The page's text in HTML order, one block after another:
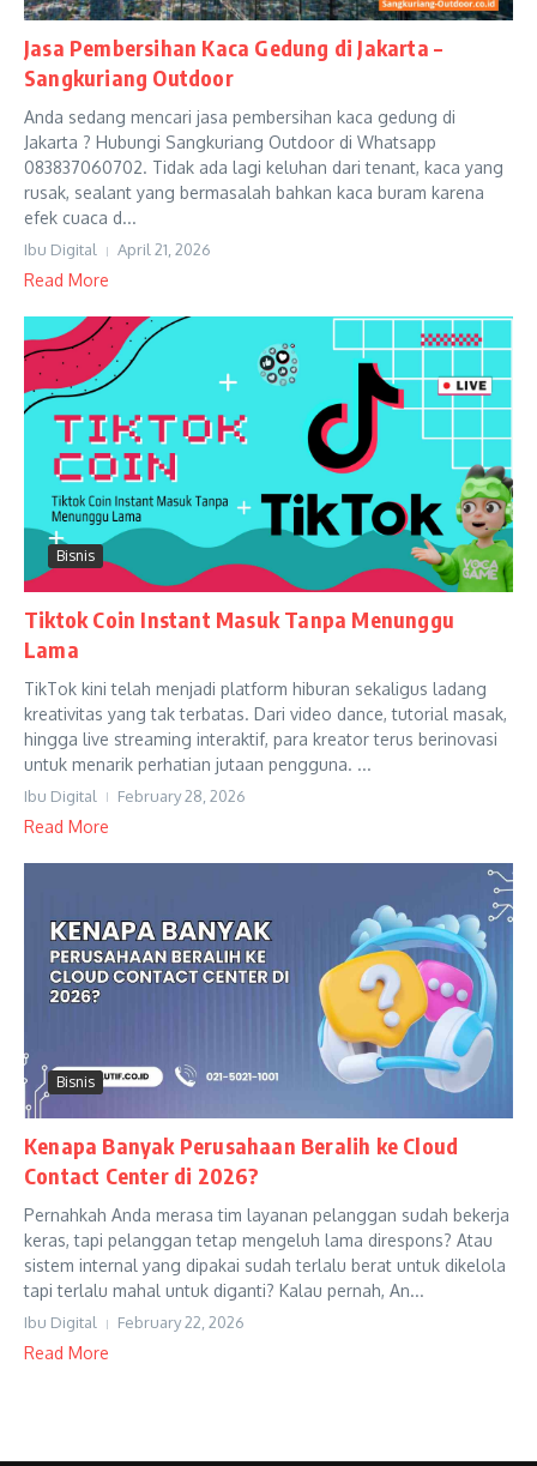
Jasa Pembersihan Kaca Gedung di Jakarta –
Sangkuriang Outdoor
Anda sedang mencari jasa pembersihan kaca gedung di
Jakarta ? Hubungi Sangkuriang Outdoor di Whatsapp
083837060702. Tidak ada lagi keluhan dari tenant, kaca yang
rusak, sealant yang bermasalah bahkan kaca buram karena
efek cuaca d...
Ibu Digital April 21, 2026
Read More
Bisnis
Tiktok Coin Instant Masuk Tanpa Menunggu
Lama
TikTok kini telah menjadi platform hiburan sekaligus ladang
kreativitas yang tak terbatas. Dari video dance, tutorial masak,
hingga live streaming interaktif, para kreator terus berinovasi
untuk menarik perhatian jutaan pengguna. ...
Ibu Digital February 28, 2026
Read More
Bisnis
Kenapa Banyak Perusahaan Beralih ke Cloud
Contact Center di 2026?
Pernahkah Anda merasa tim layanan pelanggan sudah bekerja
keras, tapi pelanggan tetap mengeluh lama direspons? Atau
sistem internal yang dipakai sudah terlalu berat untuk dikelola
tapi terlalu mahal untuk diganti? Kalau pernah, An...
Ibu Digital February 22, 2026
Read More